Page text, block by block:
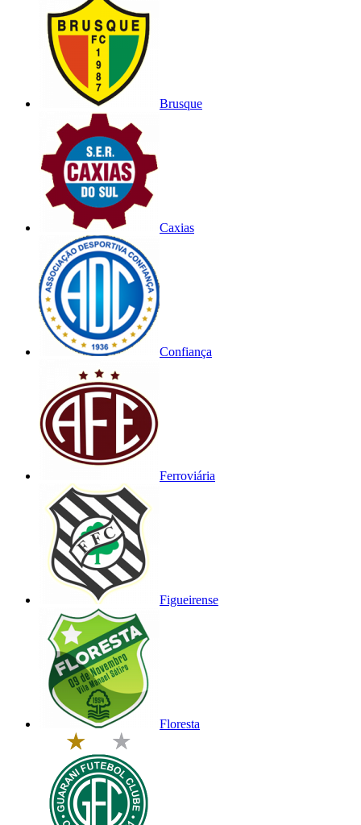
Brusque
Caxias
Confiança
Ferroviária
Figueirense
Floresta